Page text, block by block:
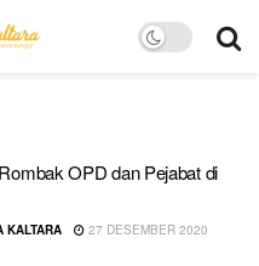
OPD dan Pejabat di
KALTARA
27 DESEMBER 2020